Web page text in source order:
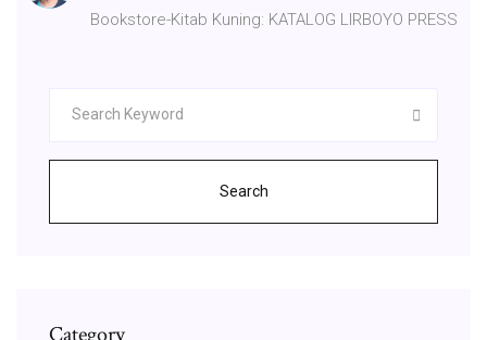
Bookstore-Kitab Kuning: KATALOG LIRBOYO PRESS
Search
Category